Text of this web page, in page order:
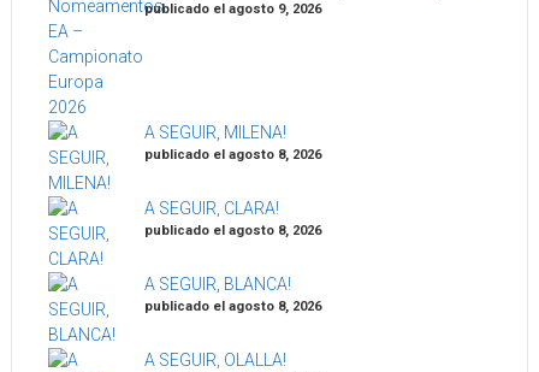
publicado el agosto 9, 2026
A SEGUIR, MILENA!
publicado el agosto 8, 2026
A SEGUIR, CLARA!
publicado el agosto 8, 2026
A SEGUIR, BLANCA!
publicado el agosto 8, 2026
A SEGUIR, OLALLA!